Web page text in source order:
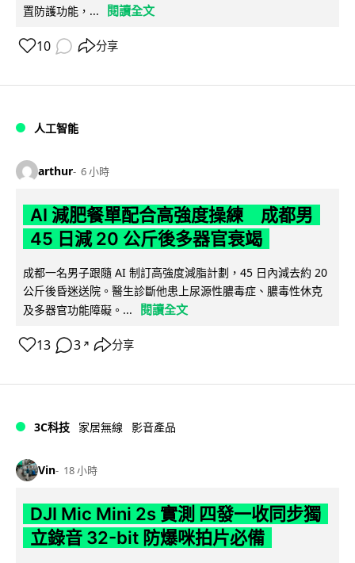
置防護功能，...
閱讀全文
10 分享
人工智能
arthur 6 小時
AI 減肥餐單配合高強度操練 成都男
45 日減 20 公斤後多器官衰竭
成都一名男子跟隨 AI 制訂高強度減脂計劃，45 日內減去約 20
公斤後昏迷送院。醫生診斷他患上尿源性膿毒症、膿毒性休克
及多器官功能障礙。...
閱讀全文
13 3 ↗ 分享
3C科技 家居無線 影音產品
Vin 18 小時
DJI Mic Mini 2s 實測 四發一收同步獨
立錄音 32-bit 防爆咪拍片必備